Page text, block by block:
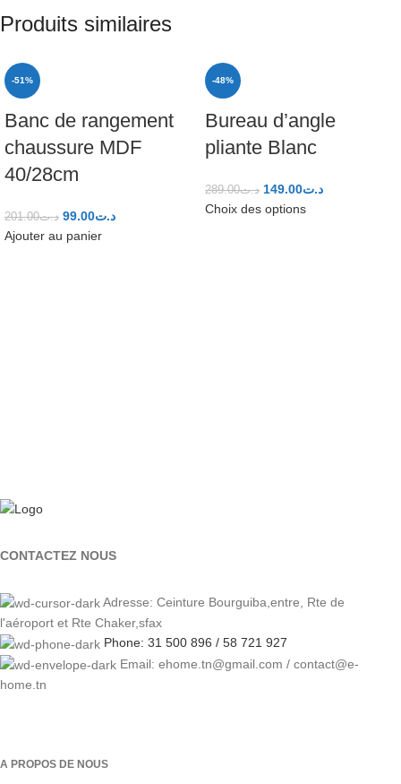
Produits similaires
-51%
Banc de rangement
chaussure MDF
40/28cm
د.ت201.00 د.ت99.00
Ajouter au panier
-48%
Bureau d’angle
pliante Blanc
د.ت289.00 د.ت149.00
Choix des options
CONTACTEZ NOUS
Adresse: Ceinture Bourguiba,entre, Rte de
l'aéroport et Rte Chaker,sfax
Phone: 31 500 896 / 58 721 927
Email: ehome.tn@gmail.com / contact@e-
home.tn
A PROPOS DE NOUS